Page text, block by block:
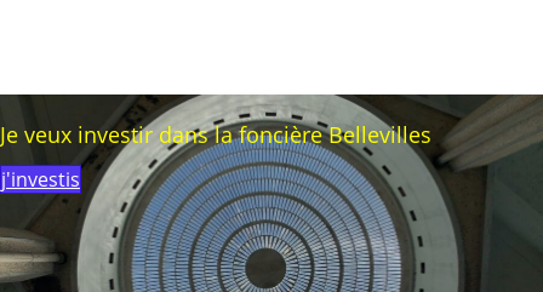
Je veux investir dans la foncière Bellevilles
j'investis